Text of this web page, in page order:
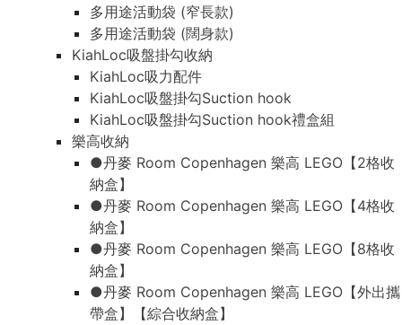
多用途活動袋 (窄長款)
多用途活動袋 (闊身款)
KiahLoc吸盤掛勾收納
KiahLoc吸力配件
KiahLoc吸盤掛勾Suction hook
KiahLoc吸盤掛勾Suction hook禮盒組
樂高收納
●丹麥 Room Copenhagen 樂高 LEGO【2格收
納盒】
●丹麥 Room Copenhagen 樂高 LEGO【4格收
納盒】
●丹麥 Room Copenhagen 樂高 LEGO【8格收
納盒】
●丹麥 Room Copenhagen 樂高 LEGO【外出攜
帶盒】【綜合收納盒】